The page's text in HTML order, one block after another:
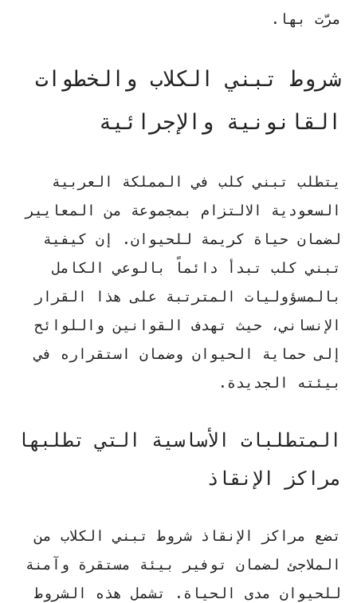
مرّت بها.
شروط تبني الكلاب والخطوات
القانونية والإجرائية
يتطلب تبني كلب في المملكة العربية
السعودية الالتزام بمجموعة من المعايير
لضمان حياة كريمة للحيوان. إن كيفية
تبني كلب تبدأ دائماً بالوعي الكامل
بالمسؤوليات المترتبة على هذا القرار
الإنساني، حيث تهدف القوانين واللوائح
إلى حماية الحيوان وضمان استقراره في
بيئته الجديدة.
المتطلبات الأساسية التي تطلبها
مراكز الإنقاذ
تضع مراكز الإنقاذ شروط تبني الكلاب من
الملاجئلضمان توفير بيئة مستقرة وآمنة
للحيوان مدى الحياة. تشمل هذه الشروط